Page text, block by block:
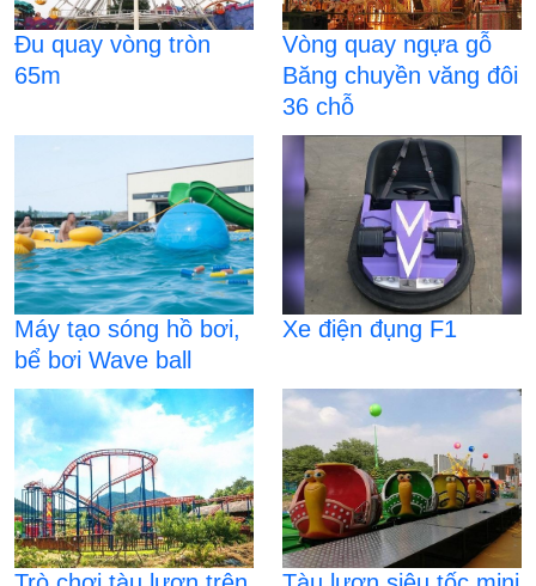
Đu quay vòng tròn
65m
Vòng quay ngựa gỗ
Băng chuyền văng đôi
36 chỗ
Máy tạo sóng hồ bơi,
bể bơi Wave ball
Xe điện đụng F1